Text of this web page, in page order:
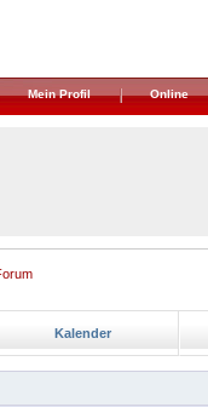
Mein Profil Online
Kalender